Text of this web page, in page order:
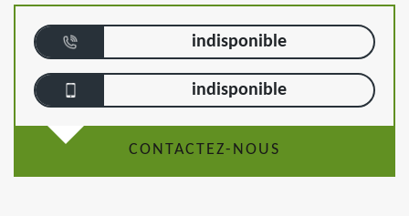
indisponible
indisponible
CONTACTEZ-NOUS